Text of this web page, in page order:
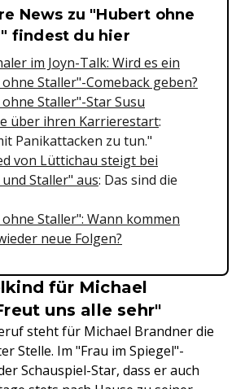
Hinweise &
News zu "Hubert ohne
findest du hier
im Joyn-Talk: Wird es ein
Staller"-Comeback geben?
Staller"-Star Susu
über ihren Karrierestart:
Panikattacken zu tun."
von Lüttichau steigt bei
Staller" aus: Das sind die
Staller": Wann kommen
neue Folgen?
für Michael
uns alle sehr"
steht für Michael Brandner die
Stelle. Im "Frau im Spiegel"-
Schauspiel-Star, dass er auch